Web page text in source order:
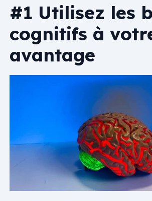
#1 Utilisez les
cognitifs à
avantage